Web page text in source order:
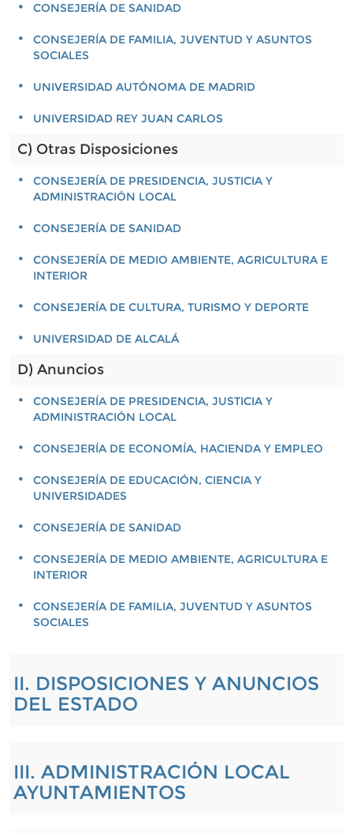
CONSEJERÍA DE SANIDAD
CONSEJERÍA DE FAMILIA, JUVENTUD Y ASUNTOS
SOCIALES
UNIVERSIDAD AUTÓNOMA DE MADRID
UNIVERSIDAD REY JUAN CARLOS
C) Otras Disposiciones
CONSEJERÍA DE PRESIDENCIA, JUSTICIA Y
ADMINISTRACIÓN LOCAL
CONSEJERÍA DE SANIDAD
CONSEJERÍA DE MEDIO AMBIENTE, AGRICULTURA E
INTERIOR
CONSEJERÍA DE CULTURA, TURISMO Y DEPORTE
UNIVERSIDAD DE ALCALÁ
D) Anuncios
CONSEJERÍA DE PRESIDENCIA, JUSTICIA Y
ADMINISTRACIÓN LOCAL
CONSEJERÍA DE ECONOMÍA, HACIENDA Y EMPLEO
CONSEJERÍA DE EDUCACIÓN, CIENCIA Y
UNIVERSIDADES
CONSEJERÍA DE SANIDAD
CONSEJERÍA DE MEDIO AMBIENTE, AGRICULTURA E
INTERIOR
CONSEJERÍA DE FAMILIA, JUVENTUD Y ASUNTOS
SOCIALES
II. DISPOSICIONES Y ANUNCIOS
DEL ESTADO
III. ADMINISTRACIÓN LOCAL
AYUNTAMIENTOS